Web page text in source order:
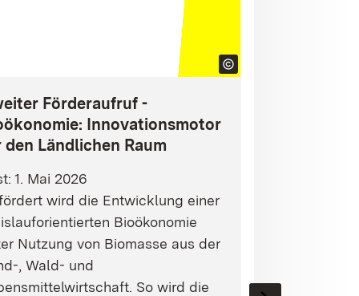
Förderaufruf -
Innovationsmotor
den Ländlichen Raum
1. Mai 2026
wird die Entwicklung einer
Bioökonomie
Nutzung von Biomasse aus der
, Wald- und
So wird die